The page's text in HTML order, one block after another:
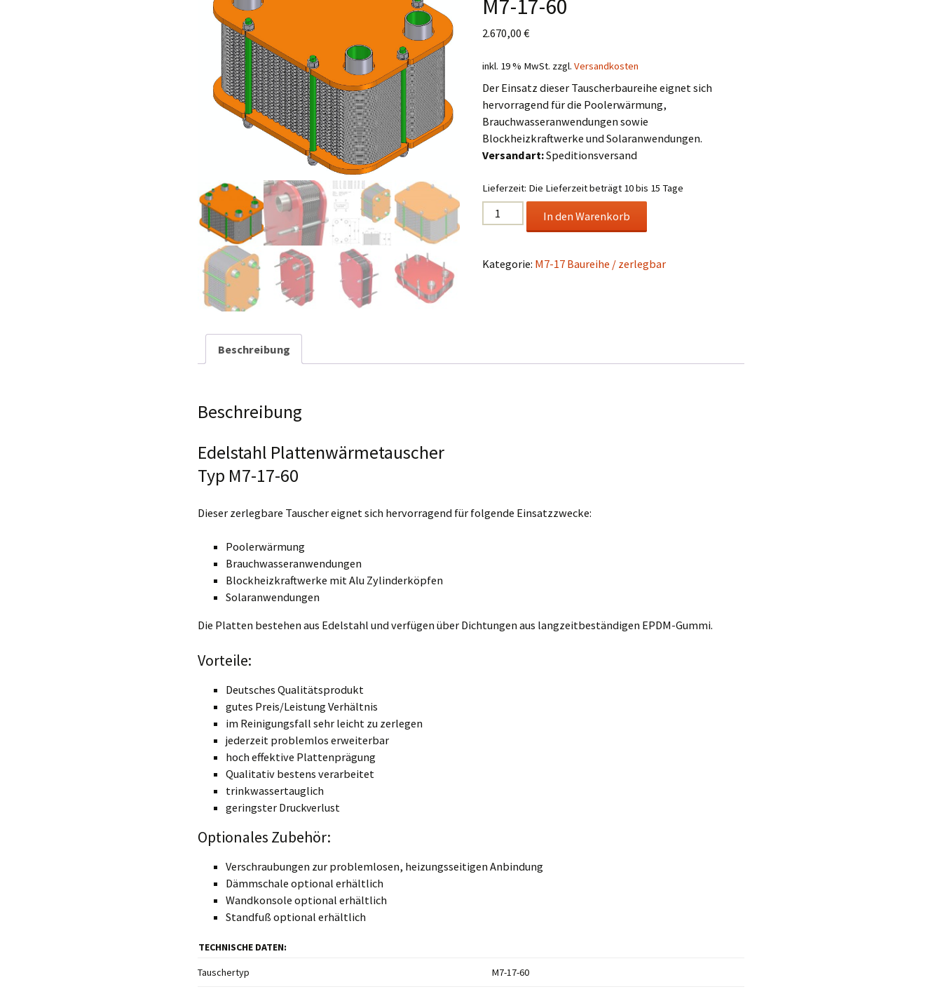
Hinweise zur
Produktsicherheit für
Wärmetauscher
Produktsicherheit für
Wärmedämmung
Hinweise zur
Produktsicherheit für
Frischwasserstationen
Hinweise zur
Produktsicherheit für
Kehrbesen
Verantwortliche Person
Hinweise zur
Elektronikaltgeräteentsorgung
M7-17-60
2.670,00 €
inkl. 19 % MwSt. zzgl. Versandkosten
Der Einsatz dieser Tauscherbaureihe eignet sich
hervorragend für die Poolerwärmung,
Brauchwasseranwendungen sowie
Blockheizkraftwerke und Solaranwendungen.
Versandart:Speditionsversand
Lieferzeit: Die Lieferzeit beträgt 10 bis 15 Tage
Edelstahl
Plattenwärmetauscher
M7-
In den Warenkorb
Kategorie: M7-17 Baureihe / zerlegbar
Beschreibung
Beschreibung
Edelstahl Plattenwärmetauscher
Typ M7-17-60
Dieser zerlegbare Tauscher eignet sich hervorragend für folgende Einsatzzwecke:
Poolerwärmung
Brauchwasseranwendungen
Blockheizkraftwerke mit Alu Zylinderköpfen
Solaranwendungen
Die Platten bestehen aus Edelstahl und verfügen über Dichtungen aus langzeitbeständigen EPDM-Gummi.
Vorteile:
Deutsches Qualitätsprodukt
gutes Preis/Leistung Verhältnis
im Reinigungsfall sehr leicht zu zerlegen
jederzeit problemlos erweiterbar
hoch effektive Plattenprägung
Qualitativ bestens verarbeitet
trinkwassertauglich
geringster Druckverlust
Optionales Zubehör:
Verschraubungen zur problemlosen, heizungsseitigen Anbindung
Dämmschale optional erhältlich
Wandkonsole optional erhältlich
Standfuß optional erhältlich
TECHNISCHE DATEN:
Tauschertyp
M7-17-60